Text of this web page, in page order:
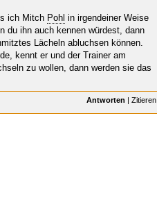
ich Mitch Pohl in irgendeiner Weise
du ihn auch kennen würdest, dann
Lächeln abluchsen können.
kennt er und der Trainer am
zu wollen, dann werden sie das
Antworten | Zitieren